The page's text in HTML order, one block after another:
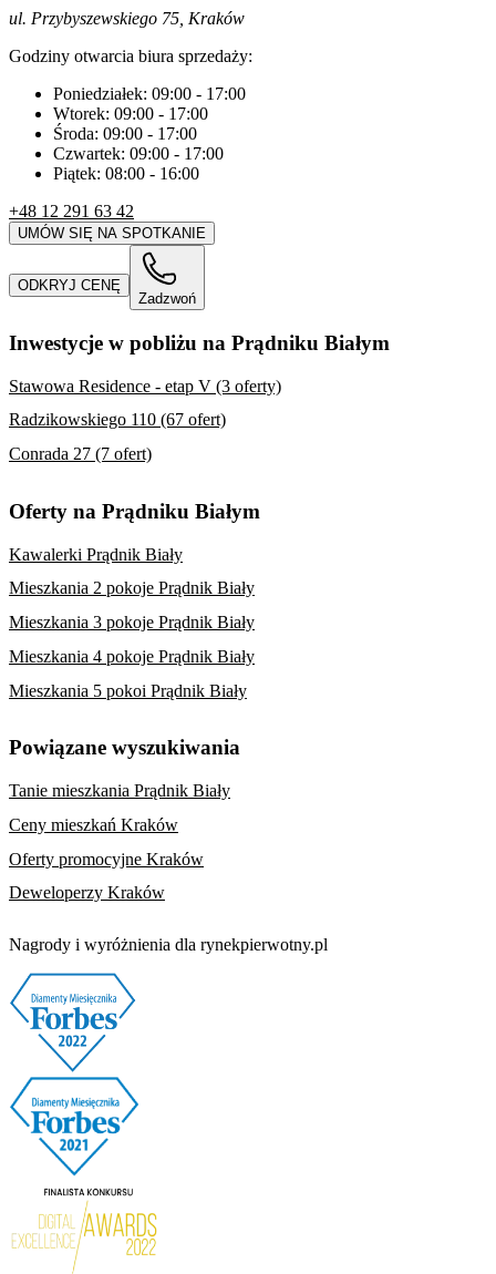
ul. Przybyszewskiego 75, Kraków
Godziny otwarcia biura sprzedaży:
Poniedziałek: 09:00 - 17:00
Wtorek: 09:00 - 17:00
Środa: 09:00 - 17:00
Czwartek: 09:00 - 17:00
Piątek: 08:00 - 16:00
+48 12 291 63 42
UMÓW SIĘ NA SPOTKANIE
ODKRYJ CENĘ
Zadzwoń
Inwestycje w pobliżu na Prądniku Białym
Stawowa Residence - etap V (3 oferty)
Radzikowskiego 110 (67 ofert)
Conrada 27 (7 ofert)
Oferty na Prądniku Białym
Kawalerki Prądnik Biały
Mieszkania 2 pokoje Prądnik Biały
Mieszkania 3 pokoje Prądnik Biały
Mieszkania 4 pokoje Prądnik Biały
Mieszkania 5 pokoi Prądnik Biały
Powiązane wyszukiwania
Tanie mieszkania Prądnik Biały
Ceny mieszkań Kraków
Oferty promocyjne Kraków
Deweloperzy Kraków
Nagrody i wyróżnienia dla rynekpierwotny.pl